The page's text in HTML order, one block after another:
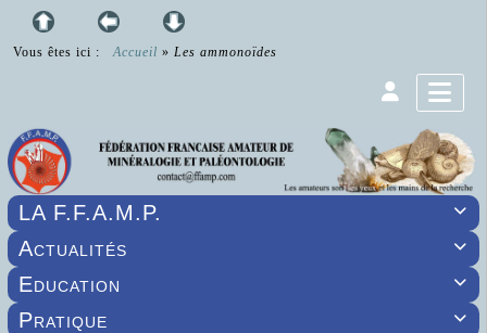
Vous êtes ici : Accueil » Les ammonoïdes

LA F.F.A.M.P.

Actualités

Education

Pratique